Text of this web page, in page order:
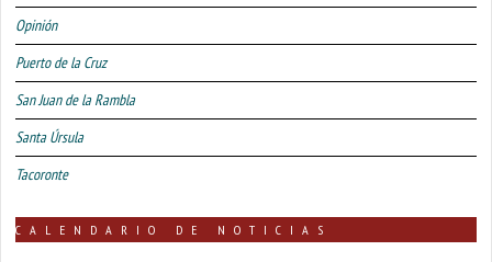
Opinión
Puerto de la Cruz
San Juan de la Rambla
Santa Úrsula
Tacoronte
CALENDARIO DE NOTICIAS